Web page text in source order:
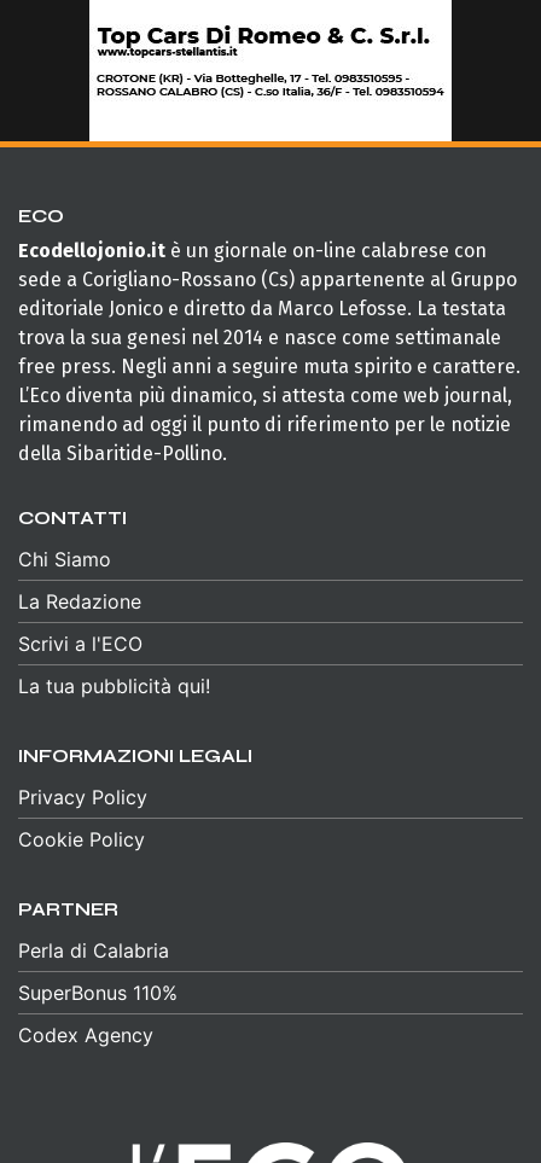
ECO
Ecodellojonio.it è un giornale on-line calabrese con
sede a Corigliano-Rossano (Cs) appartenente al Gruppo
editoriale Jonico e diretto da Marco Lefosse. La testata
trova la sua genesi nel 2014 e nasce come settimanale
free press. Negli anni a seguire muta spirito e carattere.
L’Eco diventa più dinamico, si attesta come web journal,
rimanendo ad oggi il punto di riferimento per le notizie
della Sibaritide-Pollino.
CONTATTI
Chi Siamo
La Redazione
Scrivi a l'ECO
La tua pubblicità qui!
INFORMAZIONI LEGALI
Privacy Policy
Cookie Policy
PARTNER
Perla di Calabria
SuperBonus 110%
Codex Agency